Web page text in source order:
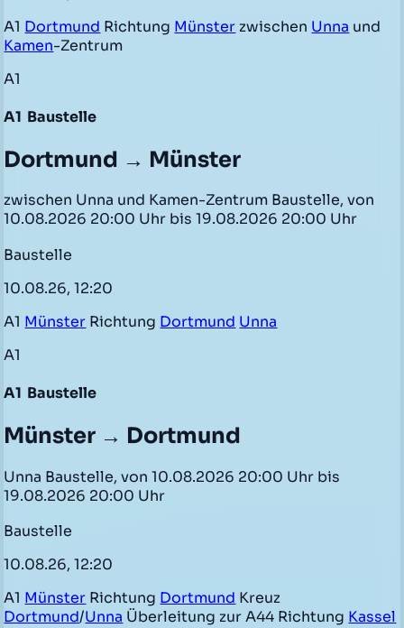
A1 Dortmund Richtung Münster zwischen Unna und
Kamen-Zentrum
A1
A1 Baustelle
Dortmund → Münster
zwischen Unna und Kamen-Zentrum Baustelle, von
10.08.2026 20:00 Uhr bis 19.08.2026 20:00 Uhr
Baustelle
10.08.26, 12:20
A1 Münster Richtung Dortmund Unna
A1
A1 Baustelle
Münster → Dortmund
Unna Baustelle, von 10.08.2026 20:00 Uhr bis
19.08.2026 20:00 Uhr
Baustelle
10.08.26, 12:20
A1 Münster Richtung Dortmund Kreuz
Dortmund/Unna Überleitung zur A44 Richtung Kassel